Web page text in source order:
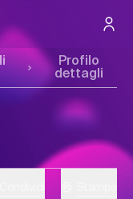
Profilo
dettagli